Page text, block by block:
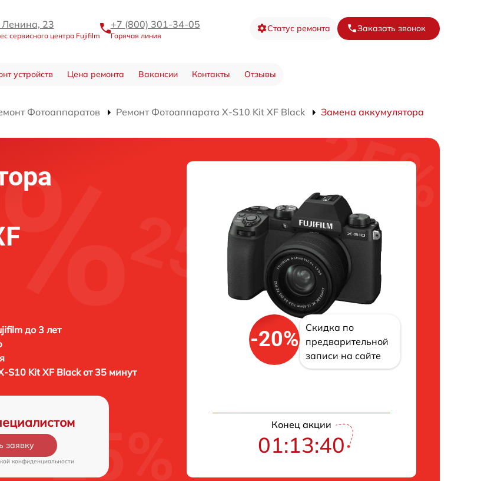
Ленина, 23
сервисного центра Fujifilm
+7 (800) 301-34-05
Горячая линия
Статус ремонта Заказать звонок
устройств Цена ремонта Вакансии Контакты Отзывы
Фотоаппаратов Ремонт Фотоаппарата X-S10 Kit XF Black Замена аккумулятора
до 3 лет
S10 Kit XF Black от 35 минут
заявку
конфиденциальности
-20%
Скидка по
предварительной
записи на сайте
Конец акции
01:13:39